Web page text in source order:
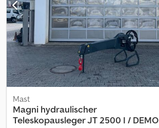
Mast
Magni hydraulischer
Teleskopausleger JT 2500 I / DEMO